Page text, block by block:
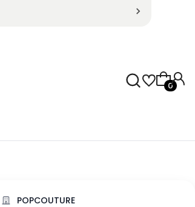
POPCOUTURE